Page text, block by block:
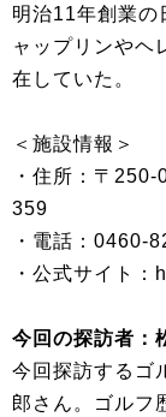
明治11年創業の
ャップリンやヘ
在していた。
＜施設情報＞
・住所：〒
359
・電話：0460-
・公式サイト
今回の探訪者：
今回探訪するゴ
郎さん。ゴルフ